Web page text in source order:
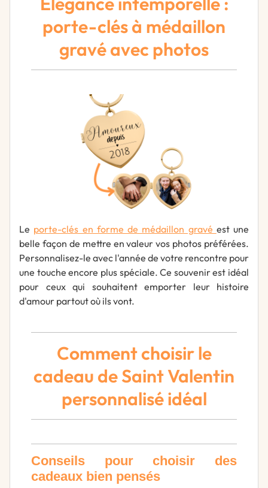
porte-clés à médaillon
gravé avec photos
Le porte-clés en forme de médaillon gravé est une
belle façon de mettre en valeur vos photos préférées.
Personnalisez-le avec l'année de votre rencontre pour
une touche encore plus spéciale. Ce souvenir est idéal
pour ceux qui souhaitent emporter leur histoire
d'amour partout où ils vont.
Comment choisir le
cadeau de Saint Valentin
personnalisé idéal
Conseils pour choisir des
cadeaux bien pensés